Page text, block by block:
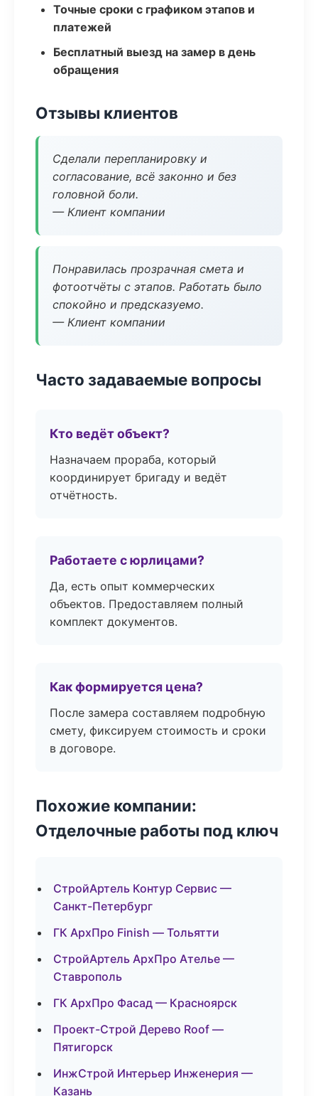
Точные сроки с графиком этапов и
платежей
Бесплатный выезд на замер в день
обращения
Отзывы клиентов
Сделали перепланировку и
согласование, всё законно и без
головной боли.
— Клиент компании
Понравилась прозрачная смета и
фотоотчёты с этапов. Работать было
спокойно и предсказуемо.
— Клиент компании
Часто задаваемые вопросы
Кто ведёт объект?
Назначаем прораба, который
координирует бригаду и ведёт
отчётность.
Работаете с юрлицами?
Да, есть опыт коммерческих
объектов. Предоставляем полный
комплект документов.
Как формируется цена?
После замера составляем подробную
смету, фиксируем стоимость и сроки
в договоре.
Похожие компании:
Отделочные работы под ключ
СтройАртель Контур Сервис —
Санкт-Петербург
ГК АрхПро Finish — Тольятти
СтройАртель АрхПро Ателье —
Ставрополь
ГК АрхПро Фасад — Красноярск
Проект-Строй Дерево Roof —
Пятигорск
ИнжСтрой Интерьер Инженерия —
Казань